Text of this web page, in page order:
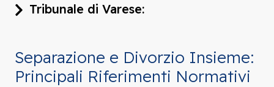
Tribunale di Varese:
Separazione e Divorzio Insieme:
Principali Riferimenti Normativi